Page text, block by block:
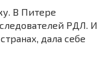
В Питере
РДЛ. И
дала себе